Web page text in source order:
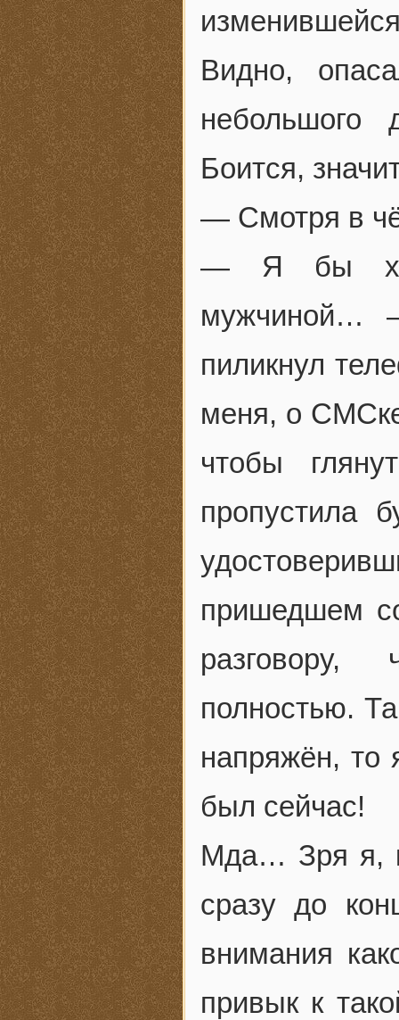
Видно,
небольшого
Боится,
— Смотря в
— Я бы
мужчиной…
пиликнул
меня, о
чтобы
пропустила
пришедшем
полностью.
напряжён, то
был сейчас!
Мда… Зря я,
сразу до
внимания
привык к